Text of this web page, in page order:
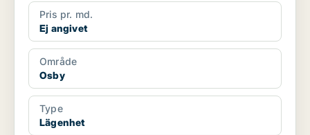
Pris pr. md.
Ej angivet
Område
Osby
Type
Lägenhet